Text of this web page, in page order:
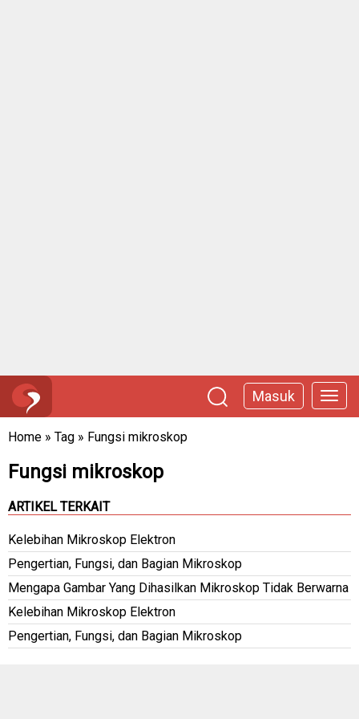
Masuk
Home » Tag » Fungsi mikroskop
Fungsi mikroskop
ARTIKEL TERKAIT
Kelebihan Mikroskop Elektron
Pengertian, Fungsi, dan Bagian Mikroskop
Mengapa Gambar Yang Dihasilkan Mikroskop Tidak Berwarna
Kelebihan Mikroskop Elektron
Pengertian, Fungsi, dan Bagian Mikroskop